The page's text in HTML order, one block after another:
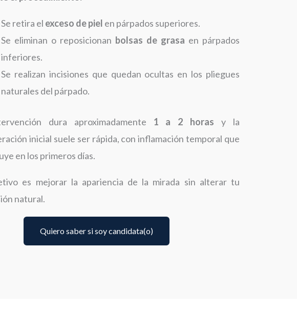
Se retira el exceso de piel en párpados superiores.
Se eliminan o reposicionan bolsas de grasa en párpados
inferiores.
Se realizan incisiones que quedan ocultas en los pliegues
naturales del párpado.
dura aproximadamente 1 a 2 horas y la
inicial suele ser rápida, con inflamación temporal que
en los primeros días.
es mejorar la apariencia de la mirada sin alterar tu
natural.
Quiero saber si soy candidata(o)